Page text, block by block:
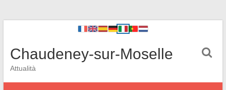
Chaudeney-sur-Moselle
Attualità